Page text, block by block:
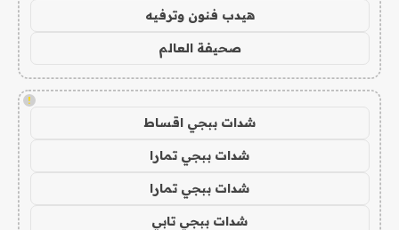
هيدب فنون وترفيه
صحيفة العالم
!
شدات ببجي اقساط
شدات ببجي تمارا
شدات ببجي تمارا
شدات ببجي تابي